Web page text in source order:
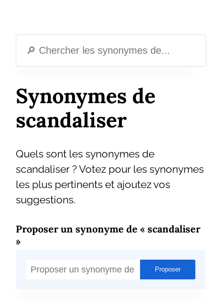
Synonymes de
scandaliser
Quels sont les synonymes de
scandaliser ? Votez pour les synonymes
les plus pertinents et ajoutez vos
suggestions.
Proposer un synonyme de « scandaliser
»